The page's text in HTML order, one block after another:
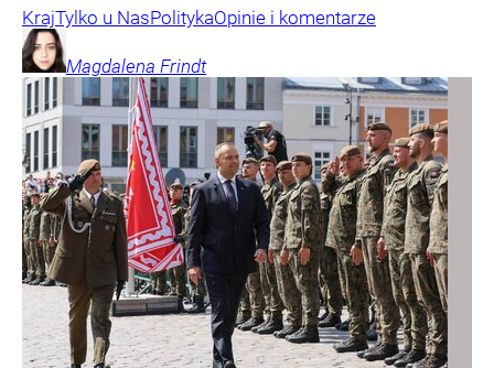
KrajTylko u NasPolitykaOpinie i komentarze
Magdalena Frindt